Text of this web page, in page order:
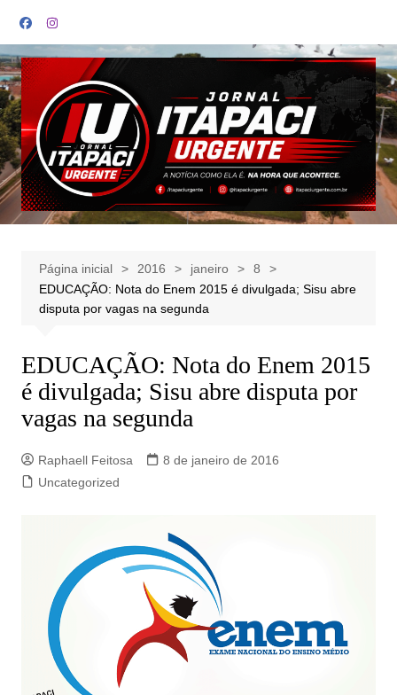
para
o
conteúdo
Página inicial 2016 janeiro
8
EDUCAÇÃO: Nota do Enem 2015 é divulgada; Sisu abre
disputa por vagas na segunda
EDUCAÇÃO: Nota do Enem 2015
é divulgada; Sisu abre disputa por
vagas na segunda
Raphaell Feitosa
8 de janeiro de 2016
Uncategorized